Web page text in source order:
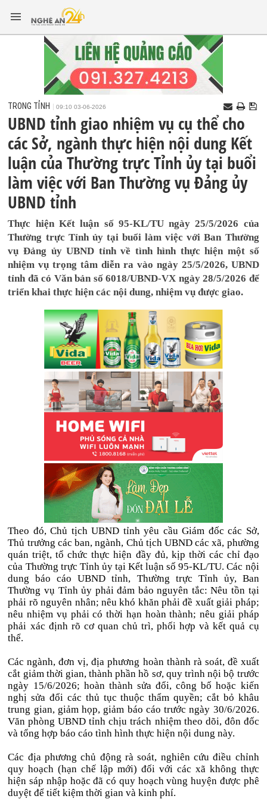
TRONG TỈNH 09:10 03-06-2026
UBND tỉnh giao nhiệm vụ cụ thể cho
các Sở, ngành thực hiện nội dung Kết
luận của Thường trực Tỉnh ủy tại buổi
làm việc với Ban Thường vụ Đảng ủy
UBND tỉnh
Thực hiện Kết luận số 95-KL/TU ngày 25/5/2026 của
Thường trực Tỉnh ủy tại buổi làm việc với Ban Thường
vụ Đảng ủy UBND tỉnh về tình hình thực hiện một số
nhiệm vụ trọng tâm diễn ra vào ngày 25/5/2026, UBND
tỉnh đã có Văn bản số 6018/UBND-VX ngày 28/5/2026 để
triển khai thực hiện các nội dung, nhiệm vụ được giao.
Theo đó, Chủ tịch UBND tỉnh yêu cầu Giám đốc các Sở,
Thủ trưởng các ban, ngành, Chủ tịch UBND các xã, phường
quán triệt, tổ chức thực hiện đầy đủ, kịp thời các chỉ đạo
của Thường trực Tỉnh ủy tại Kết luận số 95-KL/TU. Các nội
dung báo cáo UBND tỉnh, Thường trực Tỉnh ủy, Ban
Thường vụ Tỉnh ủy phải đảm bảo nguyên tắc: Nêu tồn tại
phải rõ nguyên nhân; nêu khó khăn phải đề xuất giải pháp;
nêu nhiệm vụ phải có thời hạn hoàn thành; nêu giải pháp
phải xác định rõ cơ quan chủ trì, phối hợp và kết quả cụ
thể.
Các ngành, đơn vị, địa phương hoàn thành rà soát, đề xuất
cắt giảm thời gian, thành phần hồ sơ, quy trình nội bộ trước
ngày 15/6/2026; hoàn thành sửa đổi, công bố hoặc kiến
nghị sửa đổi các thủ tục thuộc thẩm quyền; cắt bỏ khâu
trung gian, giảm họp, giảm báo cáo trước ngày 30/6/2026.
Văn phòng UBND tỉnh chịu trách nhiệm theo dõi, đôn đốc
và tổng hợp báo cáo tình hình thực hiện nội dung này.
Các địa phương chủ động rà soát, nghiên cứu điều chỉnh
quy hoạch (hạn chế lập mới) đối với các xã không thực
hiện sáp nhập hoặc đã có quy hoạch vùng huyện được phê
duyệt để tiết kiệm thời gian và kinh phí.